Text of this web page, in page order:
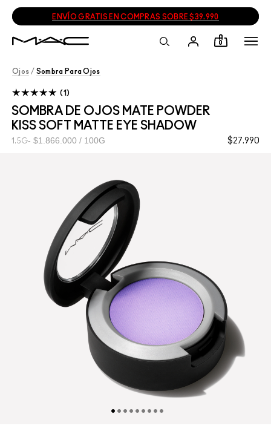
ENVÍO GRATIS EN COMPRAS SOBRE $39.990
0
Ojos / Sombra Para Ojos
SOMBRA DE OJOS MATE POWDER
KISS SOFT MATTE EYE SHADOW
$27.990
1.5G $1.866.000 / 100G
1